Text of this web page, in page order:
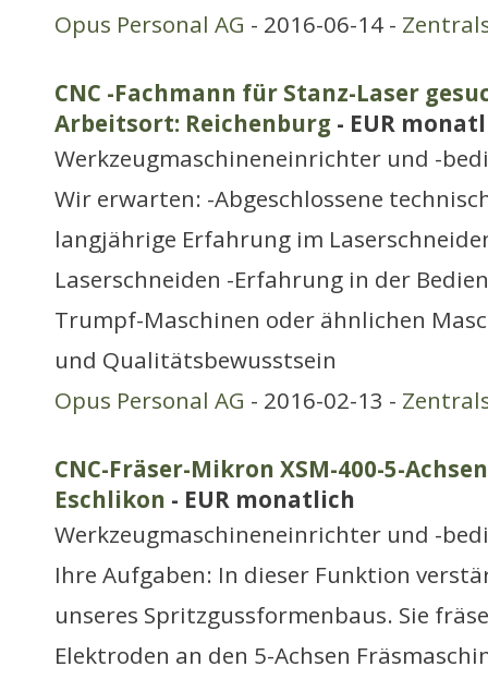
Opus Personal AG - 2016-06-14 -
CNC -Fachmann für Stanz-Laser
Arbeitsort: Reichenburg - EUR
Werkzeugmaschineneinrichter und -
Wir erwarten: -Abgeschlossene
langjährige Erfahrung im
Laserschneiden -Erfahrung in der
Trumpf-Maschinen oder ähnlichen
und Qualitätsbewusstsein
Opus Personal AG - 2016-02-13 -
CNC-Fräser-Mikron XSM-400-5-
Eschlikon - EUR monatlich
Werkzeugmaschineneinrichter und -
Ihre Aufgaben: In dieser Funktion
unseres Spritzgussformenbaus. Sie
Elektroden an den 5-Achsen